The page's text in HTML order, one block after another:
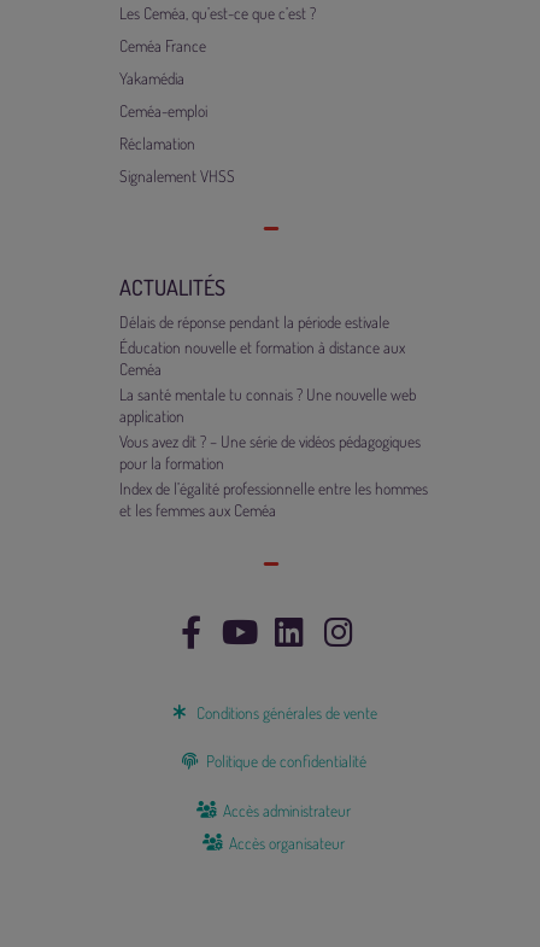
Les Ceméa, qu’est-ce que c’est ?
Ceméa France
Yakamédia
Ceméa-emploi
Réclamation
Signalement VHSS
ACTUALITÉS
Délais de réponse pendant la période estivale
Éducation nouvelle et formation à distance aux
Ceméa
La santé mentale tu connais ? Une nouvelle web
application
Vous avez dit ? – Une série de vidéos pédagogiques
pour la formation
Index de l’égalité professionnelle entre les hommes
et les femmes aux Ceméa
Conditions générales de vente
Politique de confidentialité
Accès administrateur
Accès organisateur